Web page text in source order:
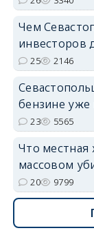
Чем
инвесторов
25 2146
бензине уже
23 5565
Что местная
массовом
20 9799